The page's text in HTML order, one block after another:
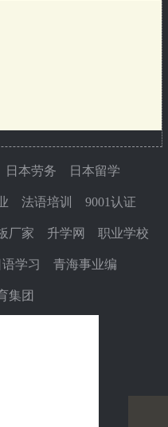
日本劳务 日本留学
法语培训 9001认证
厂家 升学网 职业学校
语学习 青海事业编
集团